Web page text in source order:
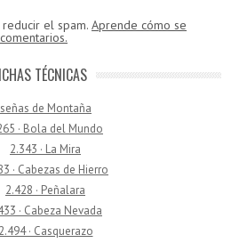
el spam. Aprende cómo se
TÉCNICAS
de Montaña
· Bola del Mundo
2.343 · La Mira
· Cabezas de Hierro
2.428 · Peñalara
· Cabeza Nevada
2.494 · Casquerazo